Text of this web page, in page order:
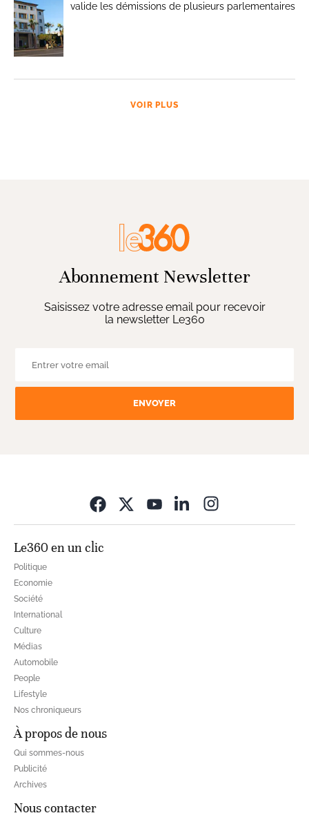
valide les démissions de plusieurs parlementaires
VOIR PLUS
Abonnement Newsletter
Saisissez votre adresse email pour recevoir
la newsletter Le360
ENVOYER
Le360 en un clic
Politique
Economie
Société
International
Culture
Médias
Automobile
People
Lifestyle
Nos chroniqueurs
À propos de nous
Qui sommes-nous
Publicité
Archives
Nous contacter